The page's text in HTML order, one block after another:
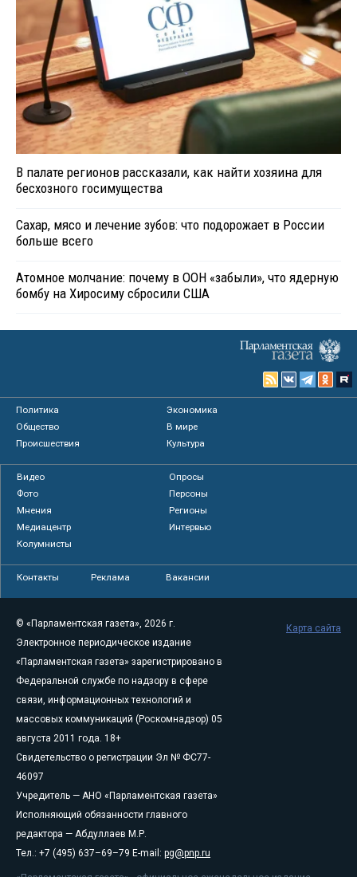
В палате регионов рассказали, как найти хозяина для
бесхозного госимущества
Сахар, мясо и лечение зубов: что подорожает в России
больше всего
Атомное молчание: почему в ООН «забыли», что ядерную
бомбу на Хиросиму сбросили США
Политика
Экономика
Общество
В мире
Происшествия
Культура
Видео
Опросы
Фото
Персоны
Мнения
Регионы
Медиацентр
Интервью
Колумнисты
Контакты Реклама Вакансии
© «Парламентская газета», 2026 г.
Электронное периодическое издание
«Парламентская газета» зарегистрировано в
Федеральной службе по надзору в сфере
связи, информационных технологий и
массовых коммуникаций (Роскомнадзор) 05
августа 2011 года. 18+
Свидетельство о регистрации Эл № ФС77-
46097
Учредитель — АНО «Парламентская газета»
Исполняющий обязанности главного
редактора — Абдуллаев М.Р.
Тел.: +7 (495) 637–69–79 E-mail: pg@pnp.ru
Карта сайта